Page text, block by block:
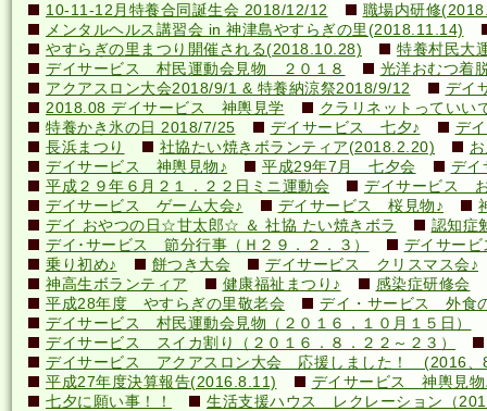
10-11-12月特養合同誕生会 2018/12/12
職場内研修
メンタルヘルス講習会 in 神津島やすらぎの里(2018.11.14)
やすらぎの里まつり開催される(2018.10.28)
特養村民大
デイサービス 村民運動会見物 ２０１８
光洋おむつ着
アクアスロン大会2018/9/1 & 特養納涼祭2018/9/12
デイ
2018.08 デイサービス 神輿見学
クラリネットってい
特養かき氷の日 2018/7/25
デイサービス 七夕♪
デ
長浜まつり
社協たい焼きボランティア(2018.2.20)
デイサービス 神輿見物♪
平成29年7月 七夕会
デイ
平成２９年６月２１．２２日ミニ運動会
デイサービス
デイサービス ゲーム大会♪
デイサービス 桜見物♪
デイ おやつの日☆甘太郎☆ ＆ 社協 たい焼きボラ
認知症
デイ･サービス 節分行事（Ｈ２９．２．３）
デイサー
乗り初め♪
餅つき大会
デイサービス クリスマス会♪
神高生ボランティア
健康福祉まつり♪
感染症研修会
平成28年度 やすらぎの里敬老会
デイ・サービス 外食
デイサービス 村民運動会見物（２０１６，１０月１５日）
デイサービス スイカ割り（２０１６．８．２２～２３）
デイサービス アクアスロン大会 応援しました！ (2016、
平成27年度決算報告(2016.8.11)
デイサービス 神輿見物
七夕に願い事！！
生活支援ハウス レクレーション（